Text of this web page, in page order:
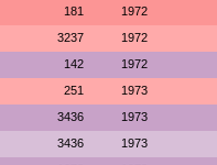
181 1972
3237 1972
142 1972
251 1973
3436 1973
3436 1973